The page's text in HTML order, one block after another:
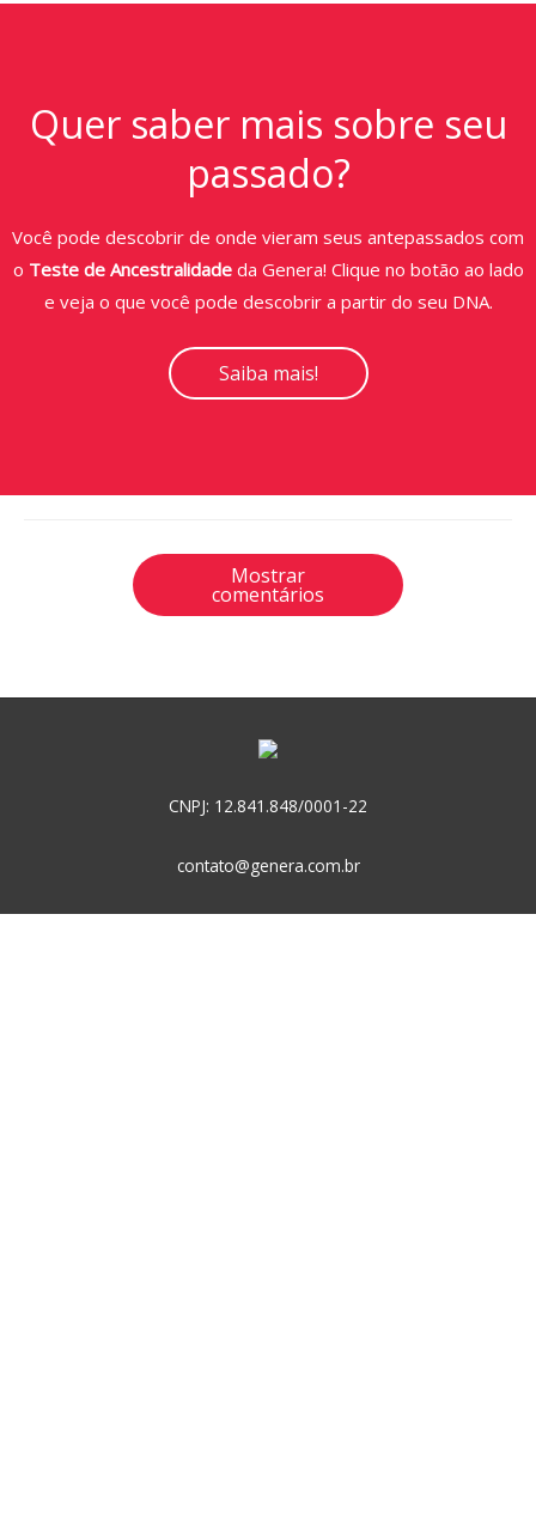
Quer saber mais sobre seu
passado?
Você pode descobrir de onde vieram seus antepassados com
o Teste de Ancestralidadeda Genera! Clique no botão ao lado
e veja o que você pode descobrir a partir do seu DNA.
Saiba mais!
Mostrar
comentários
CNPJ: 12.841.848/0001-22
contato@genera.com.br